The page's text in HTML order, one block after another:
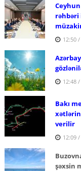
rəhbəri
12:50
12:48
Bakı
xətlərin
verilir
12:09
şəxsin